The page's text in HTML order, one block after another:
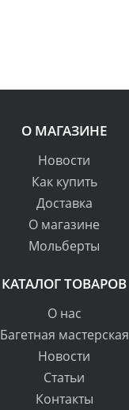
О МАГАЗИНЕ
Новости
Как купить
Доставка
О магазине
Мольберты
КАТАЛОГ ТОВАРОВ
О нас
Багетная мастерская
Новости
Статьи
Контакты